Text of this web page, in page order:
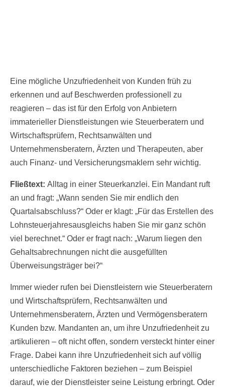
Eine mögliche Unzufriedenheit von Kunden früh zu
erkennen und auf Beschwerden professionell zu
reagieren – das ist für den Erfolg von Anbietern
immaterieller Dienstleistungen wie Steuerberatern und
Wirtschaftsprüfern, Rechtsanwälten und
Unternehmensberatern, Ärzten und Therapeuten, aber
auch Finanz- und Versicherungsmaklern sehr wichtig.
Fließtext: Alltag in einer Steuerkanzlei. Ein Mandant ruft
an und fragt: „Wann senden Sie mir endlich den
Quartalsabschluss?“ Oder er klagt: „Für das Erstellen des
Lohnsteuerjahresausgleichs haben Sie mir ganz schön
viel berechnet.“ Oder er fragt nach: „Warum liegen den
Gehaltsabrechnungen nicht die ausgefüllten
Überweisungsträger bei?“
Immer wieder rufen bei Dienstleistern wie Steuerberatern
und Wirtschaftsprüfern, Rechtsanwälten und
Unternehmensberatern, Ärzten und Vermögensberatern
Kunden bzw. Mandanten an, um ihre Unzufriedenheit zu
artikulieren – oft nicht offen, sondern versteckt hinter einer
Frage. Dabei kann ihre Unzufriedenheit sich auf völlig
unterschiedliche Faktoren beziehen – zum Beispiel
darauf, wie der Dienstleister seine Leistung erbringt. Oder